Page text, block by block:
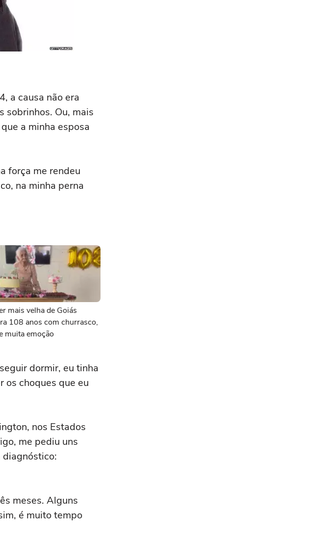
a causa não era
sobrinhos. Ou, mais
a minha esposa
força me rendeu
na minha perna
mais velha de Goiás
108 anos com churrasco,
muita emoção
dormir, eu tinha
os choques que eu
nos Estados
me pediu uns
diagnóstico:
meses. Alguns
é muito tempo